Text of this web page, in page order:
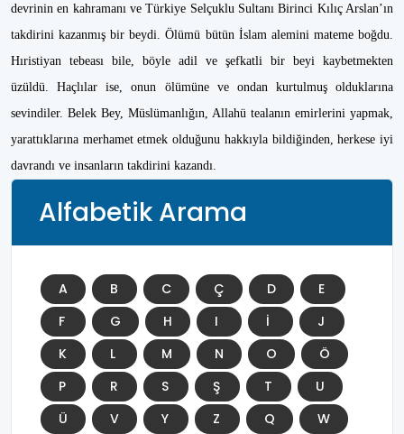
devrinin en kahramanı ve Türkiye Selçuklu Sultanı Birinci Kılıç Arslan’ın
takdirini kazanmış bir beydi. Ölümü bütün İslam alemini mateme boğdu.
Hıristiyan tebeası bile, böyle adil ve şefkatli bir beyi kaybetmekten
üzüldü. Haçlılar ise, onun ölümüne ve ondan kurtulmuş olduklarına
sevindiler. Belek Bey, Müslümanlığın, Allahü tealanın emirlerini yapmak,
yarattıklarına merhamet etmek olduğunu hakkıyla bildiğinden, herkese iyi
davrandı ve insanların takdirini kazandı.
Alfabetik Arama
A B C Ç D
E
F
G H I İ
J
K
L M N O
Ö
P
R S Ş T
U
Ü
V Y Z Q
W